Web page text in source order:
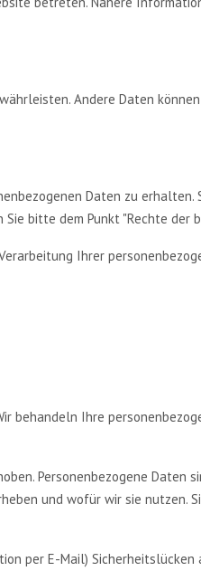
Andere Daten
Daten zu erhalten.
bitte dem Punkt "Rechte der
Ihrer
behandeln Ihre
Personenbezogene Daten
und wofür wir sie nutzen.
per E-Mail)